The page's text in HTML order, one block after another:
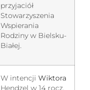
przyjaciół
Stowarzyszenia
Wspierania
Rodziny w Bielsku-
Białej.
W intencji Wiktora
Hendzel w 14 rocz.